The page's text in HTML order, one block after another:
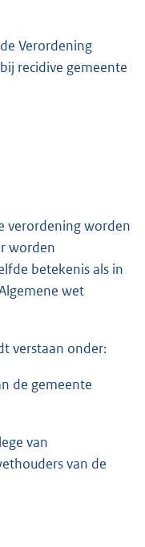
Verordening
recidive gemeente
verordening worden
worden
betekenis als in
wet
verstaan onder:
de gemeente
van
van de